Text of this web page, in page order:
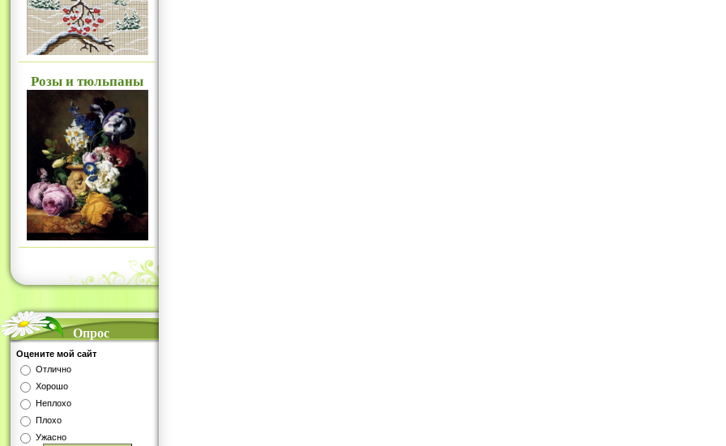
Розы и тюльпаны
Опрос
Оцените мой сайт
Отлично
Хорошо
Неплохо
Плохо
Ужасно